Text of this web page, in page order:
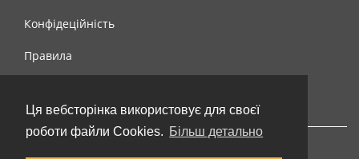
Ця вебсторінка використовує для своєї
роботи файли Cookies. Більш детально
Конфідеційність
Правила